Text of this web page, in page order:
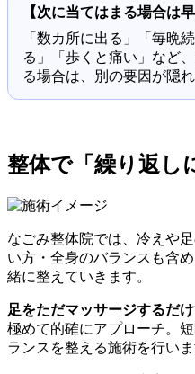
【次に当てはまる場合は
「数カ所に出る」「毎晩
る」「歩くと痛い」など
る場合は、別の要因が隠
整体で「繰り返し
なごみ整体院では、冷えや
い方・全身のバランスも含
緒に整えていきます。
足をただマッサージするだけ
極めて的確にアプローチ。
ランスを整える施術を行いま